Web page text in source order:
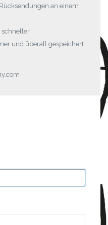
an einem
schneller
und überall gespeichert